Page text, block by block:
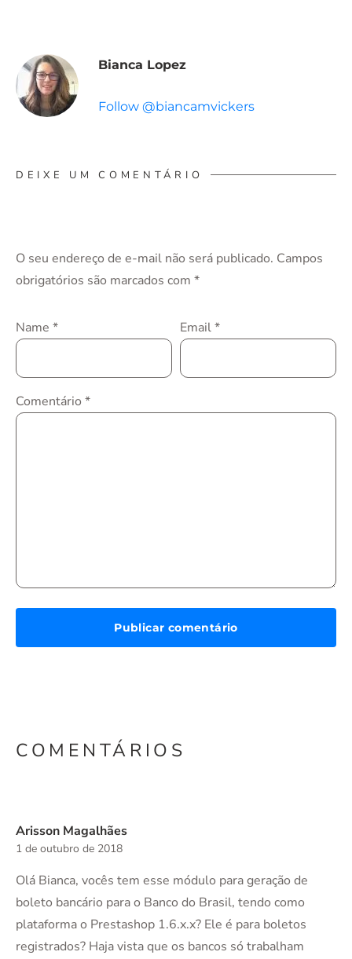
Bianca Lopez
Follow @biancamvickers
DEIXE UM COMENTÁRIO
O seu endereço de e-mail não será publicado. Campos
obrigatórios são marcados com *
Name * Email*
Comentário *
COMENTÁRIOS
Arisson Magalhães
1 de outubro de 2018
Olá Bianca, vocês tem esse módulo para geração de
boleto bancário para o Banco do Brasil, tendo como
plataforma o Prestashop 1.6.x.x? Ele é para boletos
registrados? Haja vista que os bancos só trabalham